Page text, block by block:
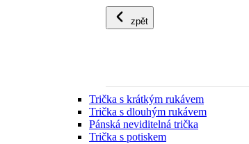
zpět
Trička s krátkým rukávem
Trička s dlouhým rukávem
Pánská neviditelná trička
Trička s potiskem